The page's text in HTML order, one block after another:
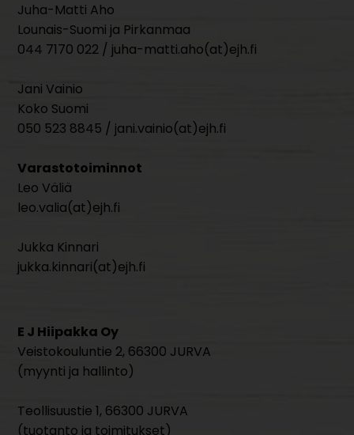
Juha-Matti Aho
Lounais-Suomi ja Pirkanmaa
044 7170 022 / juha-matti.aho(at)ejh.fi
Jani Vainio
Koko Suomi
050 523 8845 / jani.vainio(at)ejh.fi
Varastotoiminnot
Leo Väliä
leo.valia(at)ejh.fi
Jukka Kinnari
jukka.kinnari(at)ejh.fi
E J Hiipakka Oy
Veistokouluntie 2, 66300 JURVA
(myynti ja hallinto)
Teollisuustie 1, 66300 JURVA
(tuotanto ja toimitukset)